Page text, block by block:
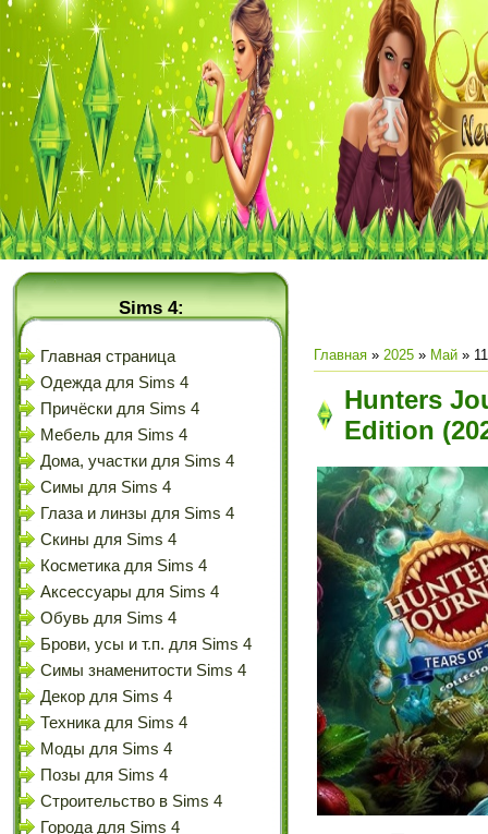
Sims 4:
Главная страница
Одежда для Sims 4
Причёски для Sims 4
Мебель для Sims 4
Дома, участки для Sims 4
Симы для Sims 4
Глаза и линзы для Sims 4
Скины для Sims 4
Косметика для Sims 4
Аксессуары для Sims 4
Обувь для Sims 4
Брови, усы и т.п. для Sims 4
Симы знаменитости Sims 4
Декор для Sims 4
Техника для Sims 4
Моды для Sims 4
Позы для Sims 4
Строительство в Sims 4
Города для Sims 4
Главная » 2025 » Май » 11
Hunters
Edition